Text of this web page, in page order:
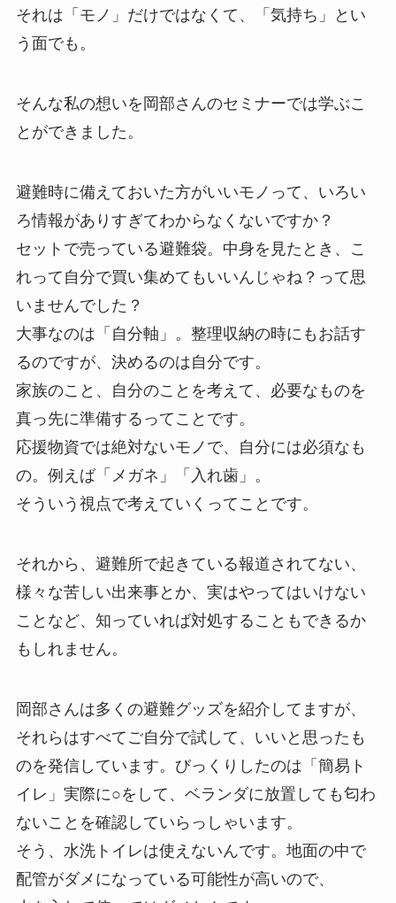
それは「モノ」だけではなくて、「気持ち」とい
う面でも。
そんな私の想いを岡部さんのセミナーでは学ぶこ
とができました。
避難時に備えておいた方がいいモノって、いろい
ろ情報がありすぎてわからなくないですか？
セットで売っている避難袋。中身を見たとき、こ
れって自分で買い集めてもいいんじゃね？って思
いませんでした？
大事なのは「自分軸」。整理収納の時にもお話す
るのですが、決めるのは自分です。
家族のこと、自分のことを考えて、必要なものを
真っ先に準備するってことです。
応援物資では絶対ないモノで、自分には必須なも
の。例えば「メガネ」「入れ歯」。
そういう視点で考えていくってことです。
それから、避難所で起きている報道されてない、
様々な苦しい出来事とか、実はやってはいけない
ことなど、知っていれば対処することもできるか
もしれません。
岡部さんは多くの避難グッズを紹介してますが、
それらはすべてご自分で試して、いいと思ったも
のを発信しています。びっくりしたのは「簡易ト
イレ」実際に○をして、ベランダに放置しても匂わ
ないことを確認していらっしゃいます。
そう、水洗トイレは使えないんです。地面の中で
配管がダメになっている可能性が高いので、